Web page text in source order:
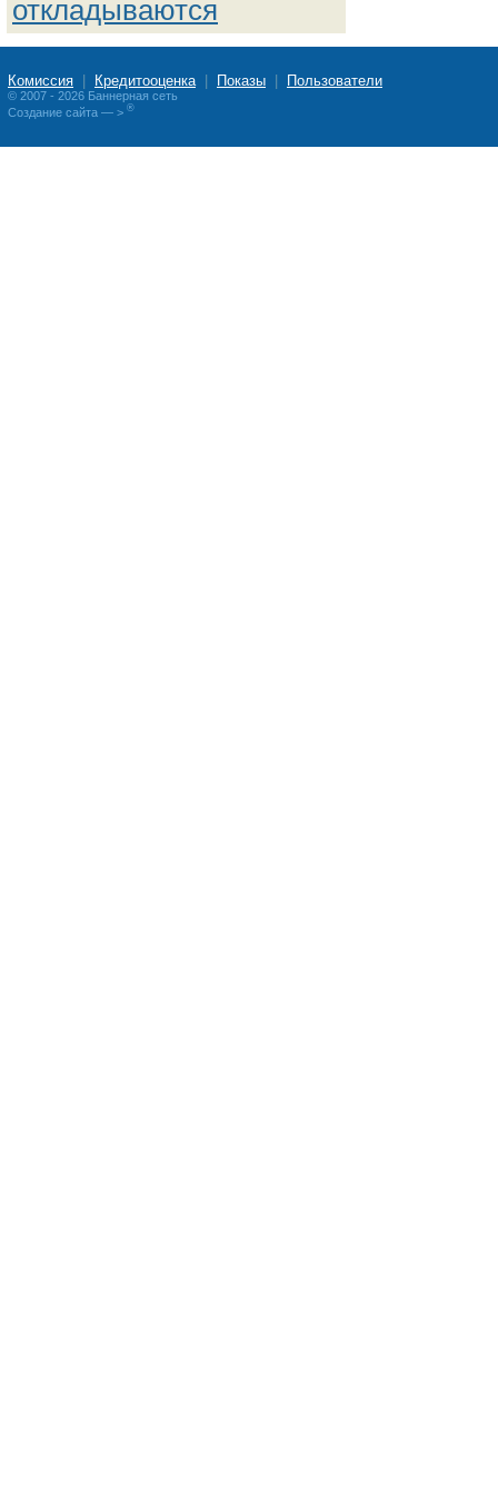
откладываются
Комиссия Кредитооценка| Показы Пользователи
© 2007 - 2026 Баннерная сеть
Создание сайта — > ®